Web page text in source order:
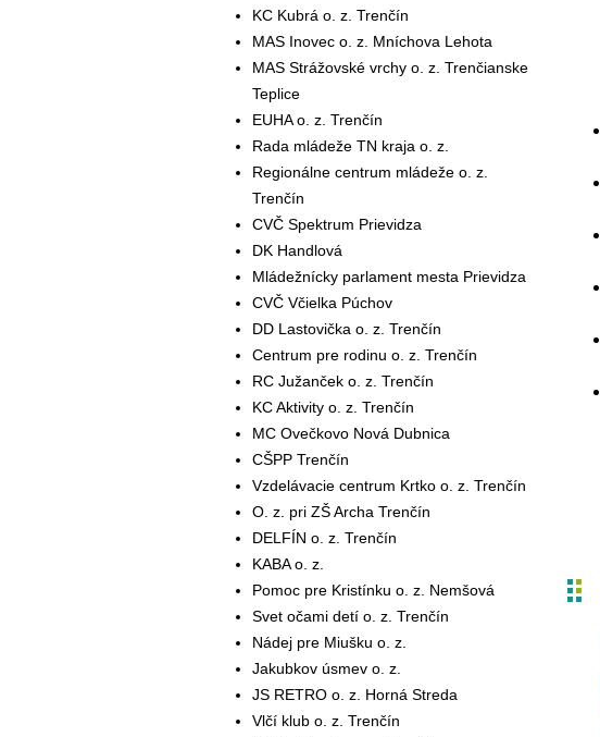
KC Kubrá o. z. Trenčín
MAS Inovec o. z. Mníchova Lehota
MAS Strážovské vrchy o. z. Trenčianske
Teplice
EUHA o. z. Trenčín
Rada mládeže TN kraja o. z.
Regionálne centrum mládeže o. z.
Trenčín
CVČ Spektrum Prievidza
DK Handlová
Mládežnícky parlament mesta Prievidza
CVČ Včielka Púchov
DD Lastovička o. z. Trenčín
Centrum pre rodinu o. z. Trenčín
RC Južanček o. z. Trenčín
KC Aktivity o. z. Trenčín
MC Ovečkovo Nová Dubnica
CŠPP Trenčín
Vzdelávacie centrum Krtko o. z. Trenčín
O. z. pri ZŠ Archa Trenčín
DELFÍN o. z. Trenčín
KABA o. z.
Pomoc pre Kristínku o. z. Nemšová
Svet očami detí o. z. Trenčín
Nádej pre Miušku o. z.
Jakubkov úsmev o. z.
JS RETRO o. z. Horná Streda
Vlčí klub o. z. Trenčín